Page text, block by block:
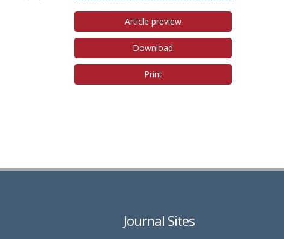
Article preview
Download
Print
Journal Sites